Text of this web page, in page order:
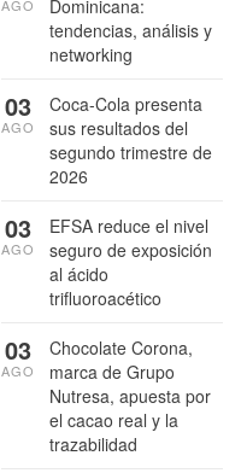
Dominicana:
tendencias, análisis y
networking
AGO
Coca-Cola presenta
sus resultados del
segundo trimestre de
2026
03
AGO
EFSA reduce el nivel
seguro de exposición
al ácido
trifluoroacético
03
AGO
Chocolate Corona,
marca de Grupo
Nutresa, apuesta por
el cacao real y la
trazabilidad
03
AGO